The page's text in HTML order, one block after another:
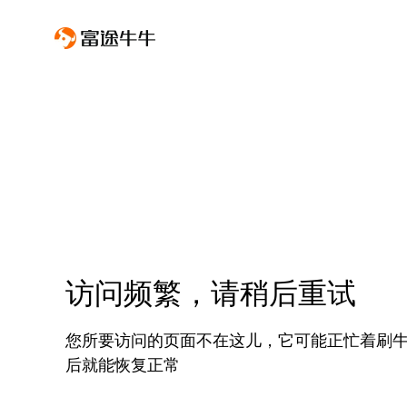
访问频繁，请稍后重试
您所要访问的页面不在这儿，它可能正忙着刷
后就能恢复正常